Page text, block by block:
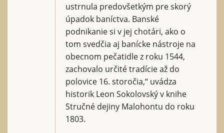
ustrnula predovšetkým pre skorý
úpadok baníctva. Banské
podnikanie si v jej chotári, ako o
tom svedčia aj banícke nástroje na
obecnom pečatidle z roku 1544,
zachovalo určité tradície až do
polovice 16. storočia,“ uvádza
historik Leon Sokolovský v knihe
Stručné dejiny Malohontu do roku
1803.